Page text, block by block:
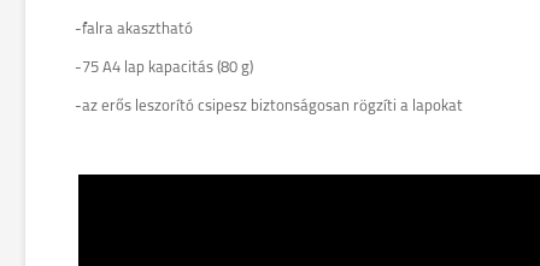
-falra akasztható
-75 A4 lap kapacitás (80 g)
-az erős leszorító csipesz biztonságosan rögzíti a lapokat